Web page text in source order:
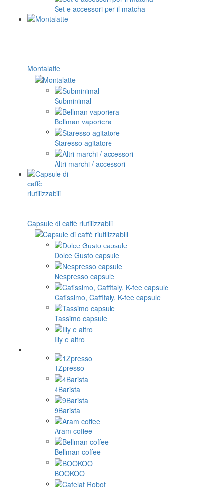
Set e accessori per il matcha
Montalatte
Subminimal
Bellman vaporiera
Staresso agitatore
Altri marchi / accessori
Capsule di caffè riutilizzabili
Dolce Gusto capsule
Nespresso capsule
Cafissimo, Caffitaly, K-fee capsule
Tassimo capsule
Illy e altro
1Zpresso
4Barista
9Barista
Aram coffee
Bellman coffee
BOOKOO